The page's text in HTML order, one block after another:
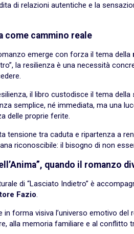
di relazioni autentiche e la
come cammino reale
emerge con forza il tema della
la resilienza è una necessità
il libro custodisce il tema della
semplice, né immediata, ma una
delle proprie ferite.
tensione tra caduta e ripartenza a
riconoscibile: il bisogno di non
quando il romanzo
di “Lasciato Indietro” è
Fazio.
in forma visiva l’universo emotivo
alla memoria familiare e al conflitto